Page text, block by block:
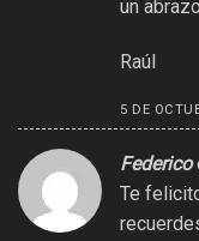
un
Raúl
5 DE
Federico
Te